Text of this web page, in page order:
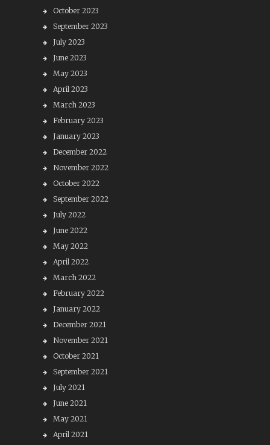
October 2023
September 2023
July 2023
June 2023
May 2023
April 2023
March 2023
February 2023
January 2023
December 2022
November 2022
October 2022
September 2022
July 2022
June 2022
May 2022
April 2022
March 2022
February 2022
January 2022
December 2021
November 2021
October 2021
September 2021
July 2021
June 2021
May 2021
April 2021